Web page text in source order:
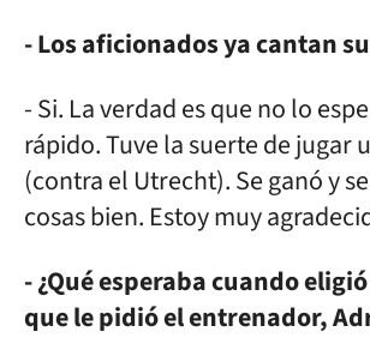
- Los aficionados ya cantan
- Si. La verdad es que no lo
rápido. Tuve la suerte de jugar
(contra el Utrecht). Se ganó y
cosas bien. Estoy muy
- ¿Qué esperaba cuando
que le pidió el entrenador,